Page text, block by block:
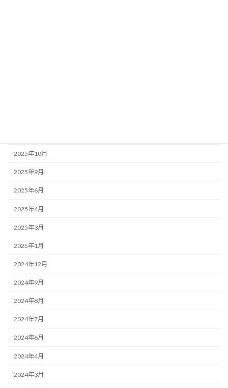
2025年10月
2025年9月
2025年6月
2025年4月
2025年3月
2025年1月
2024年12月
2024年9月
2024年8月
2024年7月
2024年6月
2024年4月
2024年3月